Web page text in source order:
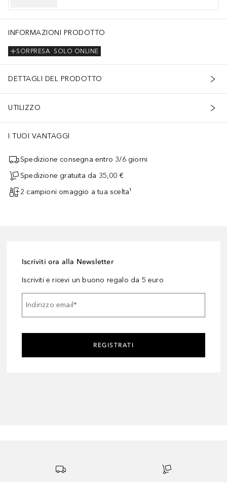
INFORMAZIONI PRODOTTO
SOLO ONLINE
SORPRESA
DETTAGLI DEL PRODOTTO
UTILIZZO
I TUOI VANTAGGI
Spedizione consegna entro 3/6 giorni
Spedizione gratuita da 35,00 €
2 campioni omaggio a tua scelta¹
Iscriviti ora alla Newsletter
Iscriviti e ricevi un buono regalo da 5 euro
Indirizzo email*
REGISTRATI